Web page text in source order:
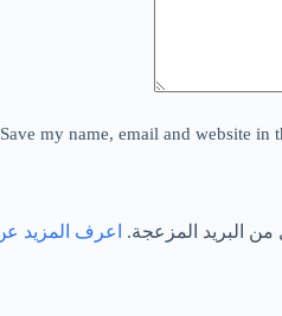
Save my name, email and website in
البريد المزعجة.
اعرف المزيد